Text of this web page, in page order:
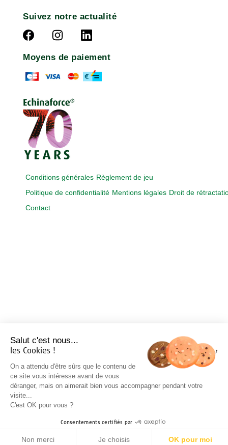
Suivez notre actualité
Moyens de paiement
Conditions générales Règlement de jeu
Politique de confidentialité Mentions légales Droit de
Contact
Salut c'est nous...
les Cookies !
On a attendu d'être sûrs que le contenu de
ce site vous intéresse avant de vous
déranger, mais on aimerait bien vous accompagner pendant votre
visite...
C'est OK pour vous ?
Consentements certifiés par
Non merci Je choisis OK pour moi